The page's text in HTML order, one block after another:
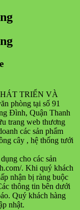
TRIỂN VÀ
phòng tại số 91
Đình, Quận Thanh
trang web thương
các sản phẩm
cây , hệ thống tưới
cho các sản
. Khi quý khách
nhận bị ràng buộc
thông tin bên dưới
Quý khách hàng
nhật.